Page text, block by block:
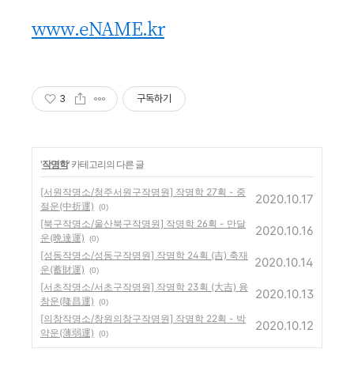
www.eNAME.kr
3 구독하기
'작명학' 카테고리의 다른 글
[서원작명소/청주서원구작명원] 작명학 27획 - 중
절운(中折運)
(0)
2020.10.17
[북구작명소/울산북구작명원] 작명학 26획 - 만달
운(晩達運)
(0)
2020.10.16
[성동작명소/성동구작명원] 작명학 24획 (吉) 축재
운(蓄財運)
(0)
2020.10.14
[서초작명소/서초구작명원] 작명학 23획 (大吉) 융
창운(隆昌運)
(0)
2020.10.13
[의창작명소/창원의창구작명원] 작명학 22획 - 박
약운(薄弱運)
(0)
2020.10.12